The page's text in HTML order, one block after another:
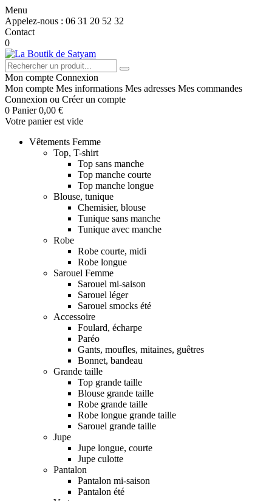
Menu
Appelez-nous : 06 31 20 52 32
Contact
0
Mon compte Connexion
Mon compte Mes informations Mes adresses Mes commandes
Connexion ou Créer un compte
0 Panier 0,00 €
Votre panier est vide
Vêtements Femme
Top, T-shirt
Top sans manche
Top manche courte
Top manche longue
Blouse, tunique
Chemisier, blouse
Tunique sans manche
Tunique avec manche
Robe
Robe courte, midi
Robe longue
Sarouel Femme
Sarouel mi-saison
Sarouel léger
Sarouel smocks été
Accessoire
Foulard, écharpe
Paréo
Gants, moufles, mitaines, guêtres
Bonnet, bandeau
Grande taille
Top grande taille
Blouse grande taille
Robe grande taille
Robe longue grande taille
Sarouel grande taille
Jupe
Jupe longue, courte
Jupe culotte
Pantalon
Pantalon mi-saison
Pantalon été